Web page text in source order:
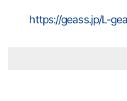
https://geass.jp/L-